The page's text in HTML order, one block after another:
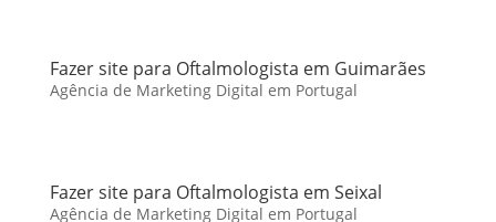
Fazer site para Oftalmologista em Guimarães
Agência de Marketing Digital em Portugal
Fazer site para Oftalmologista em Seixal
Agência de Marketing Digital em Portugal